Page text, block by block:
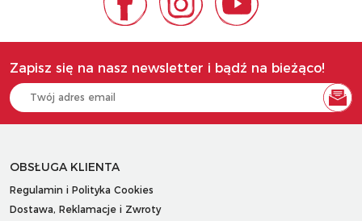
Zapisz się na nasz newsletter i bądź na bieżąco!
OBSŁUGA KLIENTA
Regulamin i Polityka Cookies
Dostawa, Reklamacje i Zwroty